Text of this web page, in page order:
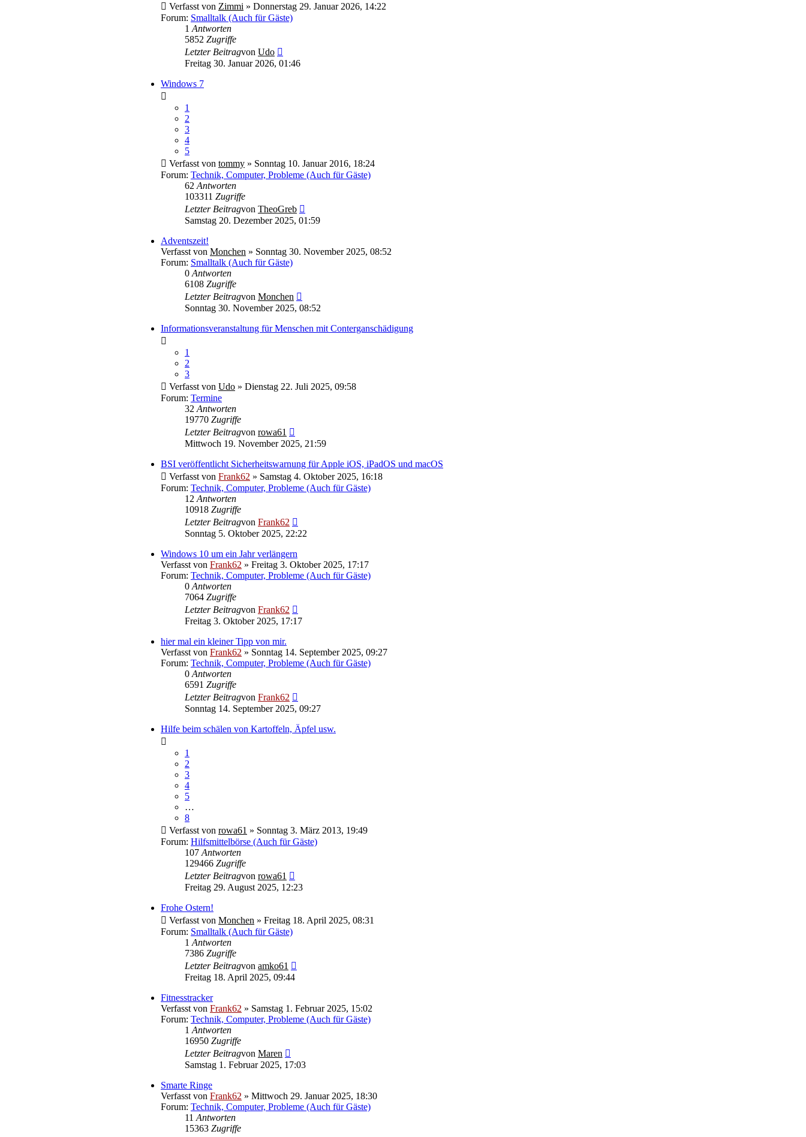
Verfasst von Zimmi » Donnerstag 29. Januar 2026, 14:22
Forum: Smalltalk (Auch für Gäste)
1 Antworten
5852 Zugriffe
Letzter Beitragvon Udo
Beitrag
Freitag 30. Januar 2026, 01:46
Windows 7
1
2
3
4
5
Verfasst von tommy » Sonntag 10. Januar 2016, 18:24
Forum: Technik, Computer, Probleme (Auch für Gäste)
62 Antworten
103311 Zugriffe
Letzter Beitragvon TheoGreb
Beitrag
Samstag 20. Dezember 2025, 01:59
Adventszeit!
Verfasst von Monchen » Sonntag 30. November 2025, 08:52
Forum: Smalltalk (Auch für Gäste)
0 Antworten
6108 Zugriffe
Letzter Beitragvon Monchen
Beitrag
Sonntag 30. November 2025, 08:52
Informationsveranstaltung für Menschen mit Conterganschädigung
1
2
3
Verfasst von Udo » Dienstag 22. Juli 2025, 09:58
Forum: Termine
32 Antworten
19770 Zugriffe
Letzter Beitragvon rowa61
Beitrag
Mittwoch 19. November 2025, 21:59
BSI veröffentlicht Sicherheitswarnung für Apple iOS, iPadOS und macOS
Verfasst von Frank62 » Samstag 4. Oktober 2025, 16:18
Forum: Technik, Computer, Probleme (Auch für Gäste)
12 Antworten
10918 Zugriffe
Letzter Beitragvon Frank62
Beitrag
Sonntag 5. Oktober 2025, 22:22
Windows 10 um ein Jahr verlängern
Verfasst von Frank62 » Freitag 3. Oktober 2025, 17:17
Forum: Technik, Computer, Probleme (Auch für Gäste)
0 Antworten
7064 Zugriffe
Letzter Beitragvon Frank62
Beitrag
Freitag 3. Oktober 2025, 17:17
hier mal ein kleiner Tipp von mir.
Verfasst von Frank62 » Sonntag 14. September 2025, 09:27
Forum: Technik, Computer, Probleme (Auch für Gäste)
0 Antworten
6591 Zugriffe
Letzter Beitragvon Frank62
Beitrag
Sonntag 14. September 2025, 09:27
Hilfe beim schälen von Kartoffeln, Äpfel usw.
1
2
3
4
5
…
8
Verfasst von rowa61 » Sonntag 3. März 2013, 19:49
Forum: Hilfsmittelbörse (Auch für Gäste)
107 Antworten
129466 Zugriffe
Letzter Beitragvon rowa61
Beitrag
Freitag 29. August 2025, 12:23
Frohe Ostern!
Verfasst von Monchen » Freitag 18. April 2025, 08:31
Forum: Smalltalk (Auch für Gäste)
1 Antworten
7386 Zugriffe
Letzter Beitragvon amko61
Freitag 18. April 2025, 09:44
Fitnesstracker
Verfasst von Frank62 » Samstag 1. Februar 2025, 15:02
Forum: Technik, Computer, Probleme (Auch für Gäste)
1 Antworten
16950 Zugriffe
Letzter Beitragvon Maren
Beitrag
Samstag 1. Februar 2025, 17:03
Smarte Ringe
Verfasst von Frank62 » Mittwoch 29. Januar 2025, 18:30
Forum: Technik, Computer, Probleme (Auch für Gäste)
11 Antworten
15363 Zugriffe